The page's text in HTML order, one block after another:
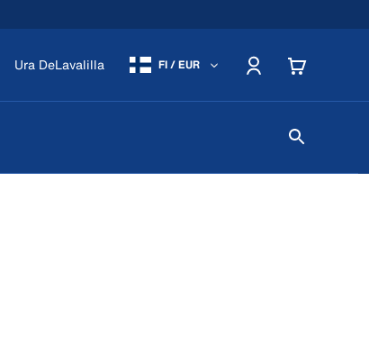
Ura DeLavalilla FI / EUR